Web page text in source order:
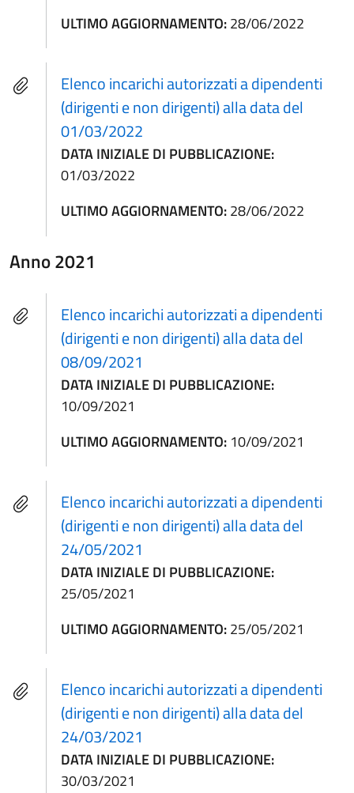
ULTIMO AGGIORNAMENTO:28/06/2022
Elenco incarichi autorizzati a dipendenti
(dirigenti e non dirigenti) alla data del
01/03/2022
DATA INIZIALE DI PUBBLICAZIONE:
01/03/2022
ULTIMO AGGIORNAMENTO:28/06/2022
Anno 2021
Elenco incarichi autorizzati a dipendenti
(dirigenti e non dirigenti) alla data del
08/09/2021
DATA INIZIALE DI PUBBLICAZIONE:
10/09/2021
ULTIMO AGGIORNAMENTO: 10/09/2021
Elenco incarichi autorizzati a dipendenti
(dirigenti e non dirigenti) alla data del
24/05/2021
DATA INIZIALE DI PUBBLICAZIONE:
25/05/2021
ULTIMO AGGIORNAMENTO:25/05/2021
Elenco incarichi autorizzati a dipendenti
(dirigenti e non dirigenti) alla data del
24/03/2021
DATA INIZIALE DI PUBBLICAZIONE:
30/03/2021